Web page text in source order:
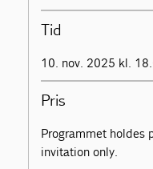
Tid
10. nov. 2025 kl.
Pris
Programmet holdes
invitation only.